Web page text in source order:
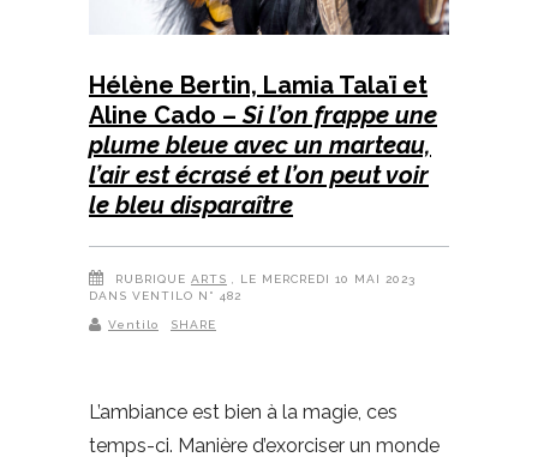
Hélène Bertin, Lamia Talaï et
Aline Cado –Si l’on frappe une
plume bleue avec un marteau,
l’air est écrasé et l’on peut voir
le bleu disparaître
RUBRIQUE ARTS
, LE MERCREDI 10 MAI 2023
DANS VENTILO N° 482
Ventilo SHARE
L’ambiance est bien à la magie, ces
temps-ci. Manière d’exorciser un monde